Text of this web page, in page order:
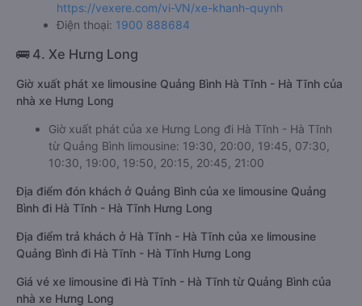
https://vexere.com/vi-VN/xe-khanh-quynh
Điện thoại: 1900 888684
🚌 4. Xe Hưng Long
Giờ xuất phát xe limousine Quảng Bình Hà Tĩnh - Hà Tĩnh của
nhà xe Hưng Long
Giờ xuất phát của xe Hưng Long đi Hà Tĩnh - Hà Tĩnh
từ Quảng Bình limousine: 19:30, 20:00, 19:45, 07:30,
10:30, 19:00, 19:50, 20:15, 20:45, 21:00
Địa điểm đón khách ở Quảng Bình của xe limousine Quảng
Bình đi Hà Tĩnh - Hà Tĩnh Hưng Long
Địa điểm trả khách ở Hà Tĩnh - Hà Tĩnh của xe limousine
Quảng Bình đi Hà Tĩnh - Hà Tĩnh Hưng Long
Giá vé xe limousine đi Hà Tĩnh - Hà Tĩnh từ Quảng Bình của
nhà xe Hưng Long